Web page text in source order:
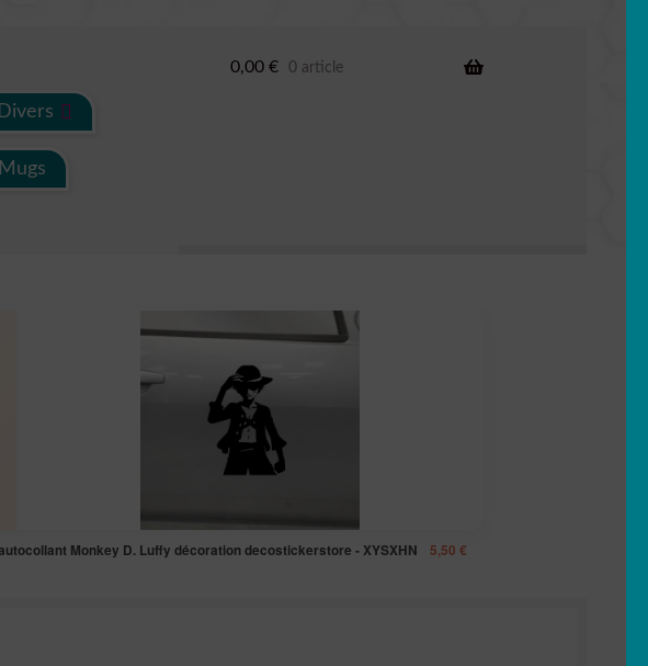
0,00 € 0 article
Monkey D. Luffy décoration decostickerstore - XYSXHN 5,50 €